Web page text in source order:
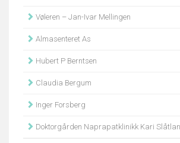
Vøleren – Jan-Ivar Mellingen
Almasenteret As
Hubert P Berntsen
Claudia Bergum
Inger Forsberg
Doktorgården Naprapatklinikk Kari